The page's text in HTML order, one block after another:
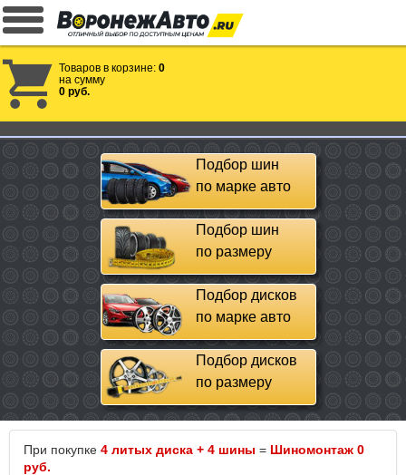
Товаров в корзине: 0
на сумму
0 руб.
Подбор шин
по марке авто
Подбор шин
по размеру
Подбор дисков
по марке авто
Подбор дисков
по размеру
При покупке 4 литых диска + 4 шины = Шиномонтаж 0
руб.